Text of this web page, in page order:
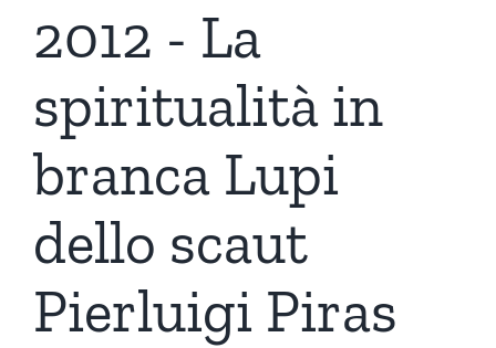
2012 - La
spiritualità in
branca Lupi
dello scaut
Pierluigi Piras